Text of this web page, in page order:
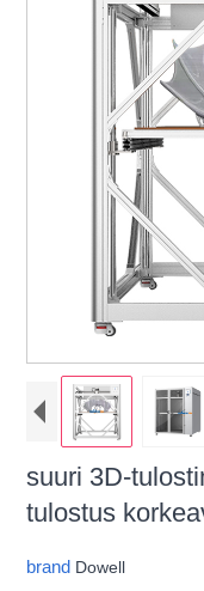
suuri 3D-
tulostus
brand Dowell